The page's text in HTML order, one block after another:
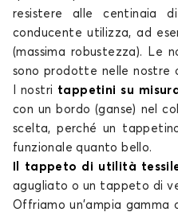
resistere alle centinaia
conducente utilizza, ad
(massima robustezza). Le
sono prodotte nelle nostre
I nostri tappetini su
con un bordo (ganse) nel
scelta, perché un
funzionale quanto bello.
Il tappeto di utilità
agugliato o un tappeto di
Offriamo un'ampia gamma